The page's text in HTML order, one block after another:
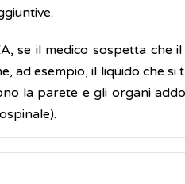
se il medico sospetta che
ad esempio, il liquido che
la parete e gli organi